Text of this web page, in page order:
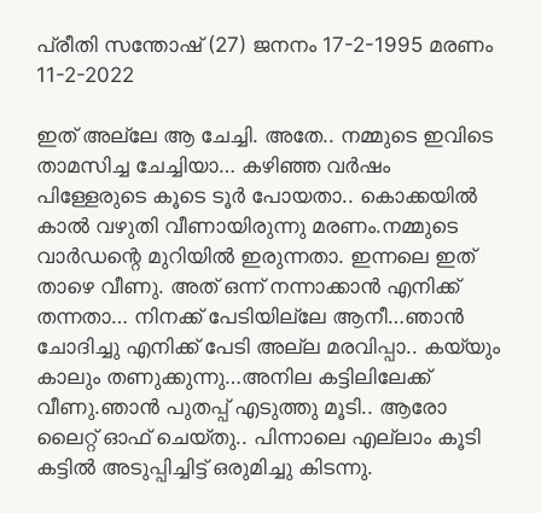
പ്രീതി സന്തോഷ്‌ (27) ജനനം 17-2-1995 മരണം
11-2-2022
ഇത് അല്ലേ ആ ചേച്ചി. അതേ.. നമ്മുടെ ഇവിടെ
താമസിച്ച ചേച്ചിയാ… കഴിഞ്ഞ വർഷം
പിള്ളേരുടെ കൂടെ ടൂർ പോയതാ.. കൊക്കയിൽ
കാൽ വഴുതി വീണായിരുന്നു മരണം.നമ്മുടെ
വാർഡന്റെ മുറിയിൽ ഇരുന്നതാ. ഇന്നലെ ഇത്
താഴെ വീണു. അത് ഒന്ന് നന്നാക്കാൻ എനിക്ക്
തന്നതാ… നിനക്ക് പേടിയില്ലേ ആനീ…ഞാൻ
ചോദിച്ചു എനിക്ക് പേടി അല്ല മരവിപ്പാ.. കയ്യും
കാലും തണുക്കുന്നു…അനില കട്ടിലിലേക്ക്
വീണു.ഞാൻ പുതപ്പ് എടുത്തു മൂടി.. ആരോ
ലൈറ്റ് ഓഫ്‌ ചെയ്തു.. പിന്നാലെ എല്ലാം കൂടി
കട്ടിൽ അടുപ്പിച്ചിട്ട് ഒരുമിച്ചു കിടന്നു.